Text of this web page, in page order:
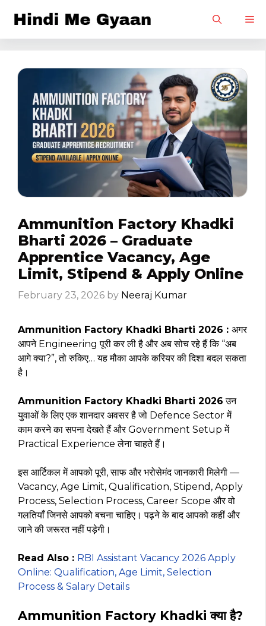
Ammunition Factory Khadki
Bharti 2026 – Graduate
Apprentice Vacancy, Age
Limit, Stipend & Apply Online
February 23, 2026 by Neeraj Kumar
Ammunition Factory Khadki Bharti 2026 : अगर
आपने Engineering पूरी कर ली है और अब सोच रहे हैं कि “अब
आगे क्या?”, तो रुकिए… यह मौका आपके करियर की दिशा बदल सकता
है।
Ammunition Factory Khadki Bharti 2026 उन
युवाओं के लिए एक शानदार अवसर है जो Defence Sector में
काम करने का सपना देखते हैं और Government Setup में
Practical Experience लेना चाहते हैं।
इस आर्टिकल में आपको पूरी, साफ और भरोसेमंद जानकारी मिलेगी —
Vacancy, Age Limit, Qualification, Stipend, Apply
Process, Selection Process, Career Scope और वो
गलतियाँ जिनसे आपको बचना चाहिए। पढ़ने के बाद आपको कहीं और
जाने की जरूरत नहीं पड़ेगी।
Read Also : RBI Assistant Vacancy 2026 Apply
Online: Qualification, Age Limit, Selection
Process & Salary Details
Ammunition Factory Khadki क्या है?